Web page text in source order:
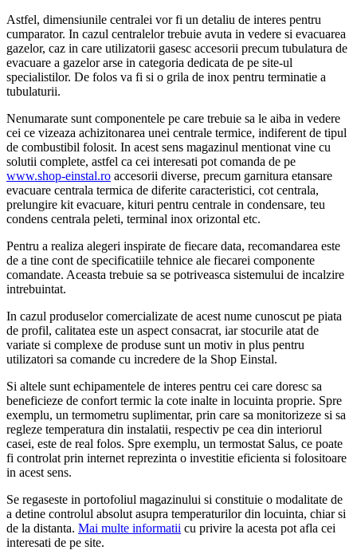
Astfel, dimensiunile centralei vor fi un detaliu de interes pentru
cumparator. In cazul centralelor trebuie avuta in vedere si evacuarea
gazelor, caz in care utilizatorii gasesc accesorii precum tubulatura de
evacuare a gazelor arse in categoria dedicata de pe site-ul
specialistilor. De folos va fi si o grila de inox pentru terminatie a
tubulaturii.
Nenumarate sunt componentele pe care trebuie sa le aiba in vedere
cei ce vizeaza achizitonarea unei centrale termice, indiferent de tipul
de combustibil folosit. In acest sens magazinul mentionat vine cu
solutii complete, astfel ca cei interesati pot comanda de pe
www.shop-einstal.ro accesorii diverse, precum garnitura etansare
evacuare centrala termica de diferite caracteristici, cot centrala,
prelungire kit evacuare, kituri pentru centrale in condensare, teu
condens centrala peleti, terminal inox orizontal etc.
Pentru a realiza alegeri inspirate de fiecare data, recomandarea este
de a tine cont de specificatiile tehnice ale fiecarei componente
comandate. Aceasta trebuie sa se potriveasca sistemului de incalzire
intrebuintat.
In cazul produselor comercializate de acest nume cunoscut pe piata
de profil, calitatea este un aspect consacrat, iar stocurile atat de
variate si complexe de produse sunt un motiv in plus pentru
utilizatori sa comande cu incredere de la Shop Einstal.
Si altele sunt echipamentele de interes pentru cei care doresc sa
beneficieze de confort termic la cote inalte in locuinta proprie. Spre
exemplu, un termometru suplimentar, prin care sa monitorizeze si sa
regleze temperatura din instalatii, respectiv pe cea din interiorul
casei, este de real folos. Spre exemplu, un termostat Salus, ce poate
fi controlat prin internet reprezinta o investitie eficienta si folositoare
in acest sens.
Se regaseste in portofoliul magazinului si constituie o modalitate de
a detine controlul absolut asupra temperaturilor din locuinta, chiar si
de la distanta. Mai multe informatii cu privire la acesta pot afla cei
interesati de pe site.